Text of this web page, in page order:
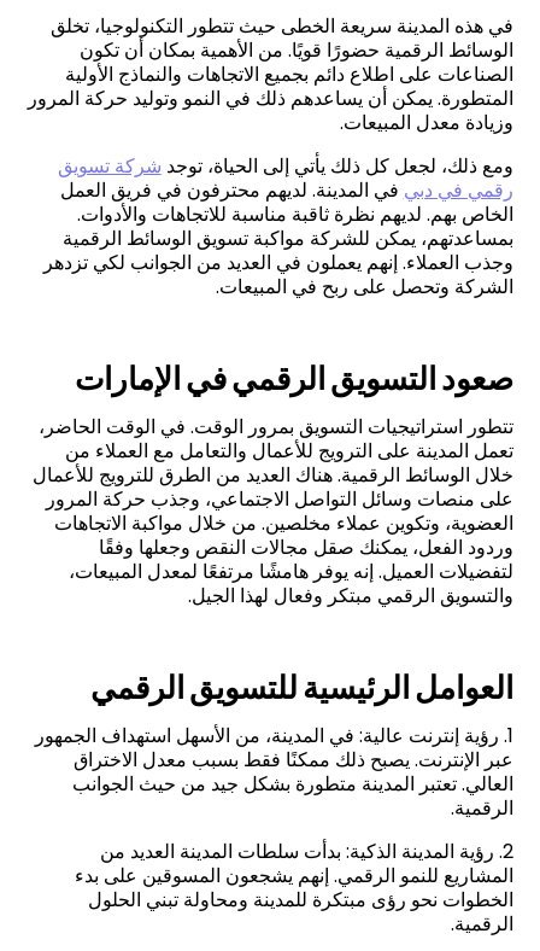
في هذه المدينة سريعة الخطى حيث تتطور التكنولوجيا، تخلق
الوسائط الرقمية حضورًا قويًا. من الأهمية بمكان أن تكون
الصناعات على اطلاع دائم بجميع الاتجاهات والنماذج الأولية
المتطورة. يمكن أن يساعدهم ذلك في النمو وتوليد حركة المرور
وزيادة معدل المبيعات.
ومع ذلك، لجعل كل ذلك يأتي إلى الحياة، توجد شركة تسويق
رقمي في دبي في المدينة. لديهم محترفون في فريق العمل
الخاص بهم. لديهم نظرة ثاقبة مناسبة للاتجاهات والأدوات.
بمساعدتهم، يمكن للشركة مواكبة تسويق الوسائط الرقمية
وجذب العملاء. إنهم يعملون في العديد من الجوانب لكي تزدهر
الشركة وتحصل على ربح في المبيعات.
صعود التسويق الرقمي فيالإمارات
تتطور استراتيجيات التسويق بمرور الوقت. في الوقت الحاضر،
تعمل المدينة على الترويج للأعمال والتعامل مع العملاء من
خلال الوسائط الرقمية. هناك العديد من الطرق للترويج للأعمال
على منصات وسائل التواصل الاجتماعي، وجذب حركة المرور
العضوية، وتكوين عملاء مخلصين. من خلال مواكبة الاتجاهات
وردود الفعل، يمكنك صقل مجالات النقص وجعلها وفقًا
لتفضيلات العميل. إنه يوفر هامشًا مرتفعًا لمعدل المبيعات،
والتسويق الرقمي مبتكر وفعال لهذا الجيل.
العوامل الرئيسية للتسويق الرقمي
1. رؤية إنترنت عالية: في المدينة، من الأسهل استهداف الجمهور
عبر الإنترنت. يصبح ذلك ممكنًا فقط بسبب معدل الاختراق
العالي. تعتبر المدينة متطورة بشكل جيد من حيث الجوانب
الرقمية.
2. رؤية المدينة الذكية: بدأت سلطات المدينة العديد من
المشاريع للنمو الرقمي. إنهم يشجعون المسوقين على بدء
الخطوات نحو رؤى مبتكرة للمدينة ومحاولة تبني الحلول
الرقمية.